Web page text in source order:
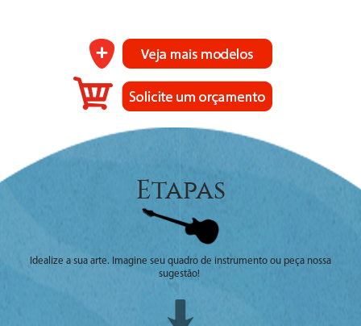
Etapas
Idealize a sua arte. Imagine seu quadro de instrumento ou peça nossa
sugestão!